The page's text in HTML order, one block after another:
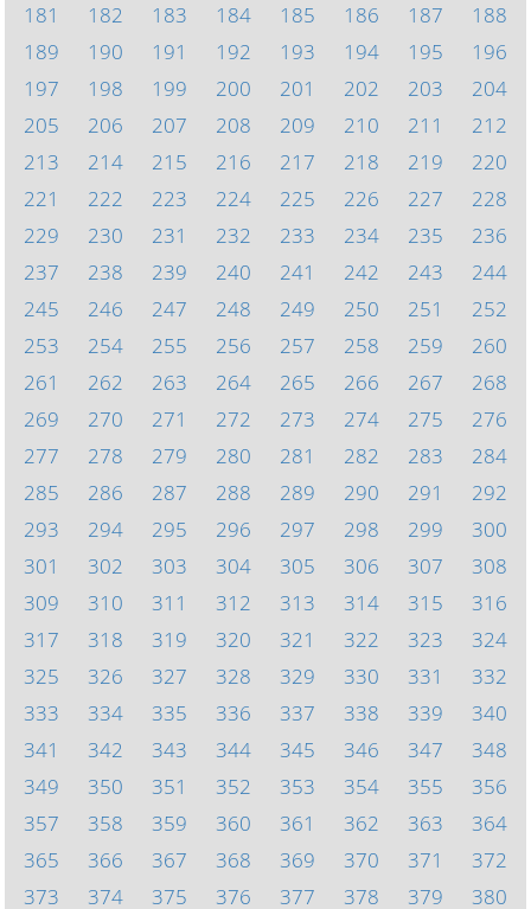
181
182 183 184 185 186 187
188
189
190 191 192 193 194 195
196
197
198 199 200 201 202 203
204
205
206 207 208 209 210 211
212
213
214 215 216 217 218 219
220
221
222 223 224 225 226 227
228
229
230 231 232 233 234 235
236
237
238 239 240 241 242 243
244
245
246 247 248 249 250 251
252
253
254 255 256 257 258 259
260
261
262 263 264 265 266 267
268
269
270 271 272 273 274 275
276
277
278 279 280 281 282 283
284
285
286 287 288 289 290 291
292
293
294 295 296 297 298 299
300
301
302 303 304 305 306 307
308
309
310 311 312 313 314 315
316
317
318 319 320 321 322 323
324
325
326 327 328 329 330 331
332
333
334 335 336 337 338 339
340
341
342 343 344 345 346 347
348
349
350 351 352 353 354 355
356
357
358 359 360 361 362 363
364
365
366 367 368 369 370 371
372
373
374 375 376 377 378 379 380